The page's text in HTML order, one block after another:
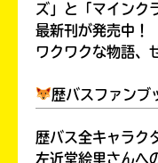
ズ」と「マインク
最新刊が発売中！
ワクワクな物語、
歴バスファンブ
歴バス全キャラク
左近堂絵里さん